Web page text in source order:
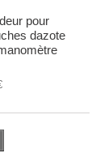
pour
dazote